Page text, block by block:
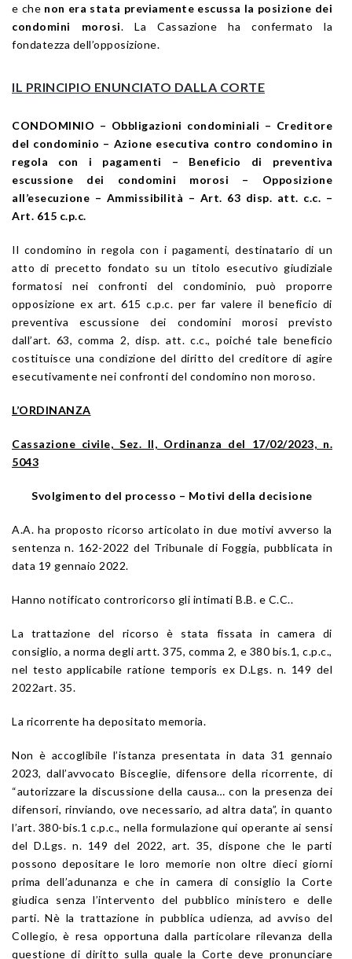
e che non era stata previamente escussa la posizione dei
condomini morosi. La Cassazione ha confermato la
fondatezza dell’opposizione.
IL PRINCIPIO ENUNCIATO DALLA CORTE
CONDOMINIO – Obbligazioni condominiali – Creditore
del condominio – Azione esecutiva contro condomino in
regola con i pagamenti – Beneficio di preventiva
escussione dei condomini morosi – Opposizione
all’esecuzione – Ammissibilità – Art. 63 disp. att. c.c. –
Art. 615 c.p.c.
Il condomino in regola con i pagamenti, destinatario di un
atto di precetto fondato su un titolo esecutivo giudiziale
formatosi nei confronti del condominio, può proporre
opposizione ex art. 615 c.p.c. per far valere il beneficio di
preventiva escussione dei condomini morosi previsto
dall’art. 63, comma 2, disp. att. c.c., poiché tale beneficio
costituisce una condizione del diritto del creditore di agire
esecutivamente nei confronti del condomino non moroso.
L’ORDINANZA
Cassazione civile, Sez. II, Ordinanza del 17/02/2023, n.
5043
Svolgimento del processo – Motivi della decisione
A.A. ha proposto ricorso articolato in due motivi avverso la
sentenza n. 162-2022 del Tribunale di Foggia, pubblicata in
data 19 gennaio 2022.
Hanno notificato controricorso gli intimati B.B. e C.C..
La trattazione del ricorso è stata fissata in camera di
consiglio, a norma degli artt. 375, comma 2, e 380 bis.1, c.p.c.,
nel testo applicabile ratione temporis ex D.Lgs. n. 149 del
2022art. 35.
La ricorrente ha depositato memoria.
Non è accoglibile l’istanza presentata in data 31 gennaio
2023, dall’avvocato Bisceglie, difensore della ricorrente, di
“autorizzare la discussione della causa… con la presenza dei
difensori, rinviando, ove necessario, ad altra data”, in quanto
l’art. 380-bis.1 c.p.c., nella formulazione qui operante ai sensi
del D.Lgs. n. 149 del 2022, art. 35, dispone che le parti
possono depositare le loro memorie non oltre dieci giorni
prima dell’adunanza e che in camera di consiglio la Corte
giudica senza l’intervento del pubblico ministero e delle
parti. Nè la trattazione in pubblica udienza, ad avviso del
Collegio, è resa opportuna dalla particolare rilevanza della
questione di diritto sulla quale la Corte deve pronunciare